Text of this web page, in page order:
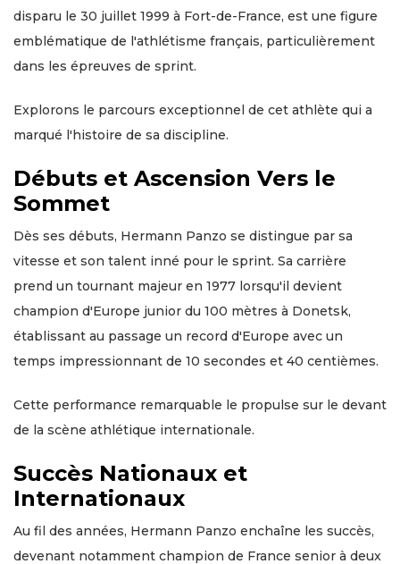
disparu le 30 juillet 1999 à Fort-de-France, est une figure
emblématique de l'athlétisme français, particulièrement
dans les épreuves de sprint.
Explorons le parcours exceptionnel de cet athlète qui a
marqué l'histoire de sa discipline.
Débuts et Ascension Vers le
Sommet
Dès ses débuts, Hermann Panzo se distingue par sa
vitesse et son talent inné pour le sprint. Sa carrière
prend un tournant majeur en 1977 lorsqu'il devient
champion d'Europe junior du 100 mètres à Donetsk,
établissant au passage un record d'Europe avec un
temps impressionnant de 10 secondes et 40 centièmes.
Cette performance remarquable le propulse sur le devant
de la scène athlétique internationale.
Succès Nationaux et
Internationaux
Au fil des années, Hermann Panzo enchaîne les succès,
devenant notamment champion de France senior à deux